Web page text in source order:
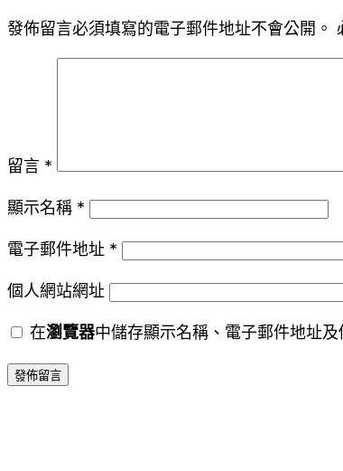
發佈留言必須填寫的電子郵件地址不會公開。
留言 *
顯示名稱 *
電子郵件地址 *
個人網站網址
在瀏覽器中儲存顯示名稱、電子郵件地址